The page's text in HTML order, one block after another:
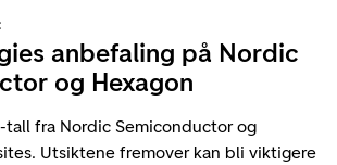
anbefaling på Nordic
og Hexagon
tall fra Nordic Semiconductor og
Utsiktene fremover kan bli viktigere